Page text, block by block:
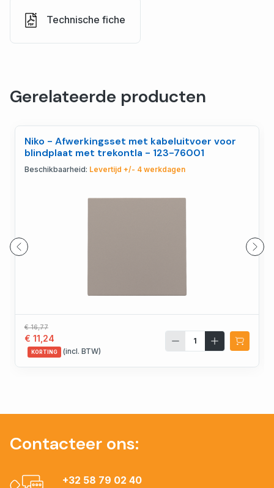
Technische fiche
Gerelateerde producten
Niko - Afwerkingsset met kabeluitvoer voor
blindplaat met trekontla - 123-76001
Beschikbaarheid: Levertijd +/- 4 werkdagen
€ 16,77
€ 11,24
KORTING (incl. BTW)
Contacteer ons:
+32 58 79 02 40